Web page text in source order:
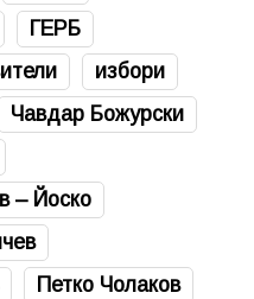
ГЕРБ
избори
Чавдар Божурски
– Йоско
Петко Чолаков